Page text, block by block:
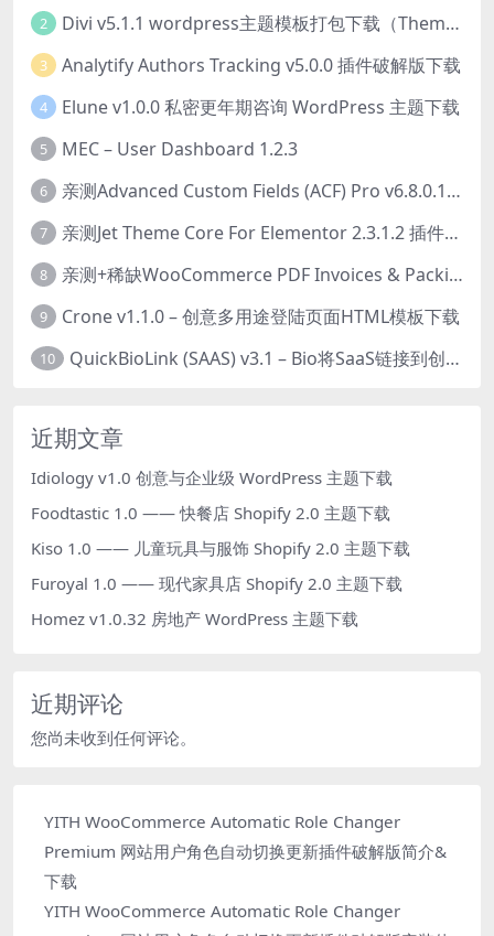
2 Divi v5.1.1 wordpress主题模板打包下载（Theme + Builder+ Extra Theme + Templates + Layouts + PSD）
3 Analytify Authors Tracking v5.0.0 插件破解版下载
4 Elune v1.0.0 私密更年期咨询 WordPress 主题下载
5 MEC – User Dashboard 1.2.3
6 亲测Advanced Custom Fields (ACF) Pro v6.8.0.1 + Advanced Custom Fields: Extended PRO v0.9.2.3 | 网站开发自定义字段插件下载
7 亲测Jet Theme Core For Elementor 2.3.1.2 插件下载
8 亲测+稀缺WooCommerce PDF Invoices & Packing Slips Professional v2.20.0 + Templates v2.25.1 [by WpOverNight] WooCommerce PDF 发票和装箱单插件下载
9 Crone v1.1.0 – 创意多用途登陆页面HTML模板下载
10 QuickBioLink (SAAS) v3.1 – Bio将SaaS链接到创作者，有影响力者和企业的SaaS PHP源码下载
近期文章
Idiology v1.0 创意与企业级 WordPress 主题下载
Foodtastic 1.0 —— 快餐店 Shopify 2.0 主题下载
Kiso 1.0 —— 儿童玩具与服饰 Shopify 2.0 主题下载
Furoyal 1.0 —— 现代家具店 Shopify 2.0 主题下载
Homez v1.0.32 房地产 WordPress 主题下载
近期评论
您尚未收到任何评论。
YITH WooCommerce Automatic Role Changer
Premium 网站用户角色自动切换更新插件破解版简介&
下载
YITH WooCommerce Automatic Role Changer